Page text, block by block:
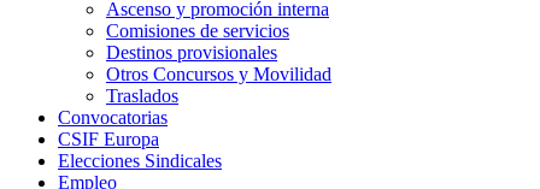
Ascenso y promoción interna
Comisiones de servicios
Destinos provisionales
Otros Concursos y Movilidad
Traslados
Convocatorias
CSIF Europa
Elecciones Sindicales
Empleo